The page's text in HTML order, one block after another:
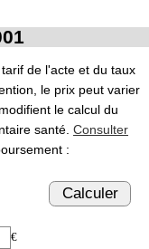
de l'acte et du taux
le prix peut varier
le calcul du
santé. Consulter
:
Calculer
€